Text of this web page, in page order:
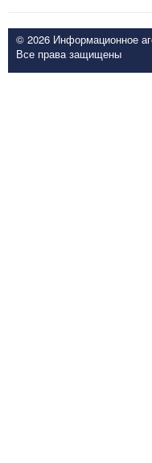
© 2026 Информационное
Все права защищены